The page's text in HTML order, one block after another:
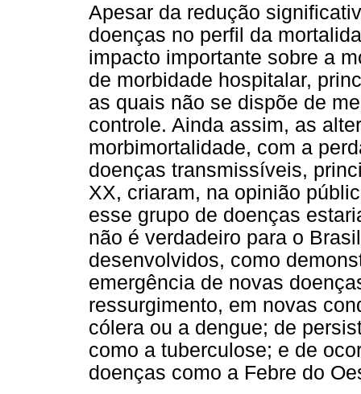
Apesar da redução
doenças no perfil da
impacto importante sobre a
de morbidade hospitalar,
as quais não se dispõe de
controle. Ainda assim, as
morbimortalidade, com a
doenças transmissíveis,
XX, criaram, na opinião
esse grupo de doenças
não é verdadeiro para o
desenvolvidos, como
emergência de novas
ressurgimento, em novas
cólera ou a dengue; de
como a tuberculose; e de
doenças como a Febre do